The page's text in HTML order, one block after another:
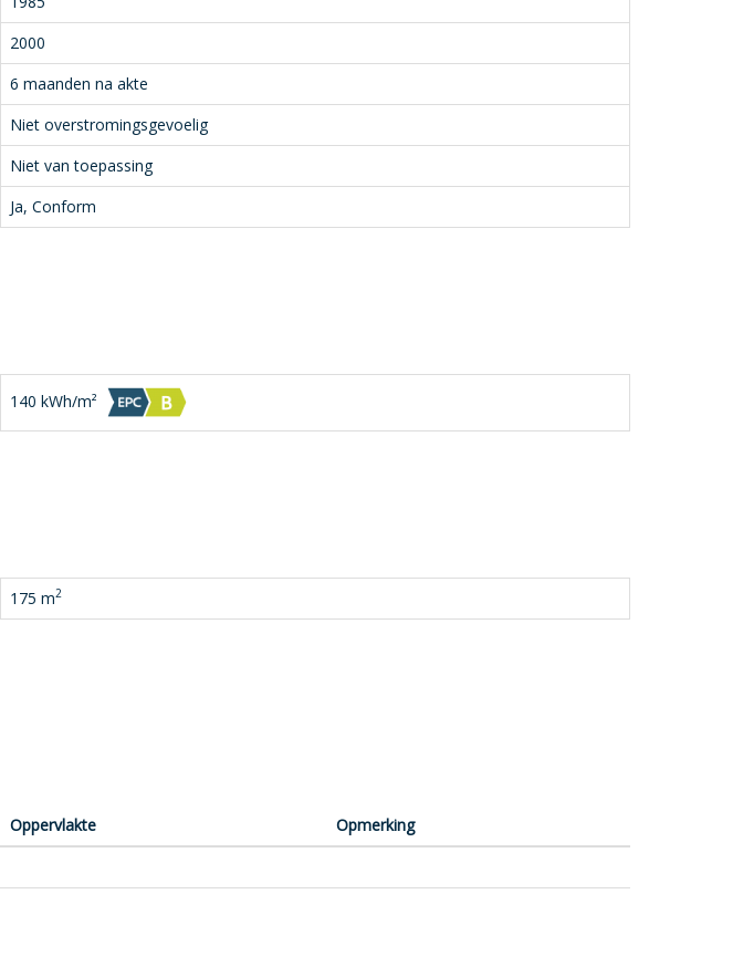
2000
6 maanden na akte
Niet overstromingsgevoelig
Niet van toepassing
Ja, Conform
140 kWh/m²
175 m2
Oppervlakte
Opmerking